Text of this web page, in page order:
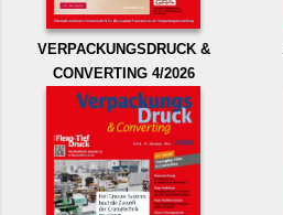
VERPACKUNGSDRUCK &
CONVERTING 4/2026